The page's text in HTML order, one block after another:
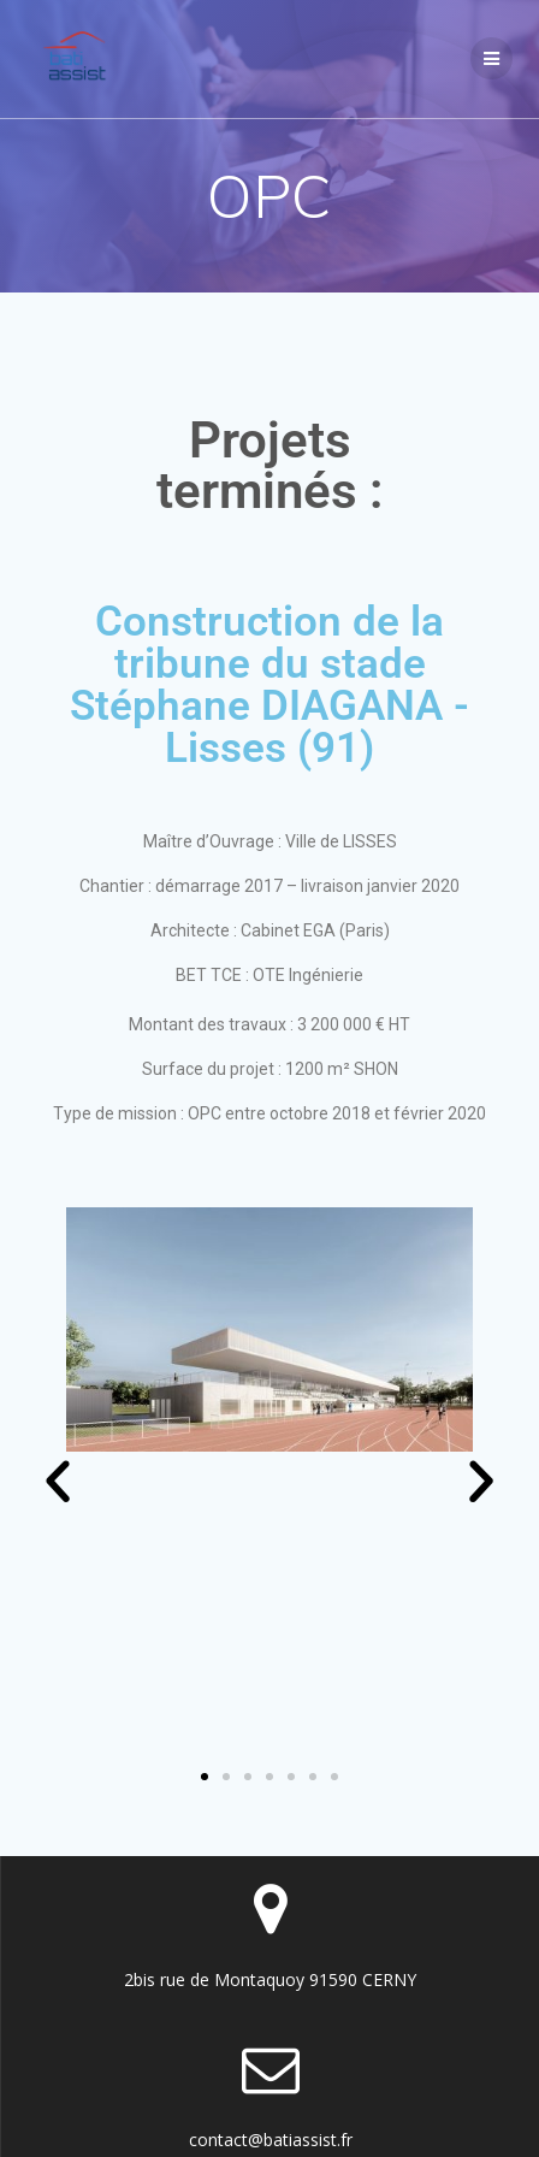
OPC
Projets
terminés :
Construction de la
tribune du stade
Stéphane DIAGANA -
Lisses (91)
Maître d’Ouvrage : Ville de LISSES
Chantier : démarrage 2017 – livraison janvier 2020
Architecte : Cabinet EGA (Paris)
BET TCE : OTE Ingénierie
Montant des travaux : 3 200 000 € HT
Surface du projet : 1200 m² SHON
Type de mission : OPC entre octobre 2018 et février 2020
2bis rue de Montaquoy 91590 CERNY
contact@batiassist.fr